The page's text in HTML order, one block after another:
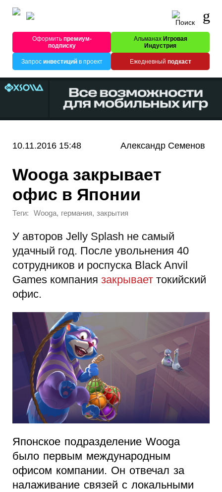
Оформитьпремиум-
подписку
Альманах Игровая
Индустрия
Запрос инвестицийв проект Ежедневный подкаст
10.11.2016 15:48 Александр Семенов
Wooga закрывает
офис в Японии
Теги: Wooga, германия, закрытия
У авторов Jelly Splash не самый
удачный год. После увольнения 40
сотрудников и роспуска Black Anvil
Games компания закрывает токийский
офис.
Японское подразделение Wooga
было первым международным
офисом компании. Он отвечал за
налаживание связей с локальными